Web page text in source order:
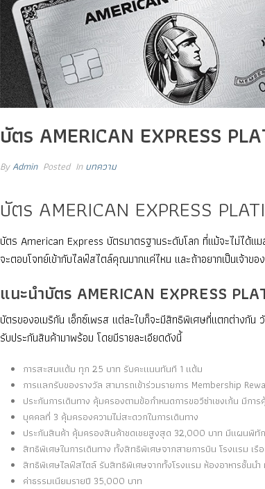
บัตร AMERICAN EXPRESS
ByAdmin Posted Inบทความ
บัตร AMERICAN EXPRESS
บัตร American Express บัตรมาตรฐานระดับโลก ที่แม้จะไม่ได้แ
จะตอบโจทย์เข้ากับไลฟ์สไตล์คุณมากแค่ไหน และถ้าอยากเป็นเจ้
แนะนำบัตร AMERICAN EXPRESS
บัตรของอเมริกัน เอ็กซ์เพรส แต่ละใบก็จะมีสิทธิพิเศษที่แตกต่างกัน
รับประกันสินค้ามาพร้อม โดยมีรายละเอียดดังนี้
การสะสมแต้ม ทุก 25 บาท รับคะแนนทันที 1 แต้ม
การแลกรับของรางวัล สามารถเข้าร่วมรายการ Membership
ประกันการเดินทาง คุ้มครองตามข้อกำหนดการขอวีซ่าเชงเก้น มีก
บุคคลที่ 3 คุ้มครองความไม่สะดวกในการเดินทาง
ประกันสินค้า คุ้มครองสินค้าชดเชยสูงสุด 32,000 บาท มีแผนพิ
สิทธิพิเศษในการเดินทาง ทั้งสิทธิพิเศษจากสายการบิน โรงแรม เ
สิทธิพิเศษไลฟ์สไตล์ รับสิทธิพิเศษจากทั้งโรงแรม ห้องอาหารชั้นน
ค่าธรรมเนียมรายปี 35,000 บาท